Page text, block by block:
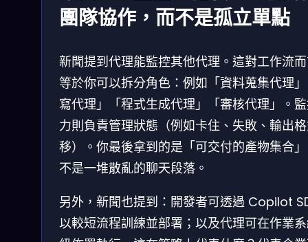
團隊協作，而不是孤立單點
新聞提到代理能監控其他代理。這對工作流
等於你可以拆分角色：例如「資料蒐集代理
寫代理」「程式生成代理」「審核代理」。
力則負責管理狀態（例如卡住、失敗、輸出
移）。你最後拿到的是「可交付的產物集合
不是一堆散亂的聊天段落。
另外，新聞也提到：開發者可透過 Copilot
以較短流程訓練並部署；以及代理可在作業